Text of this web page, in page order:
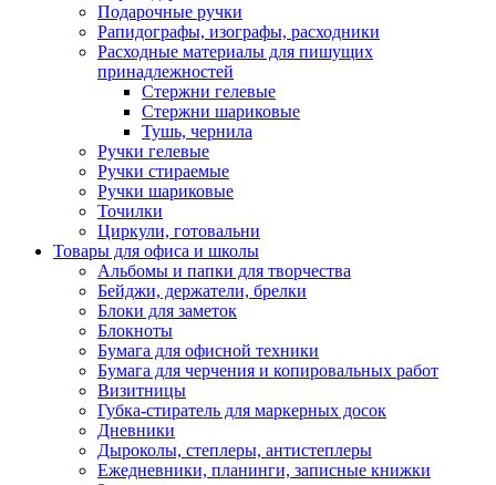
Подарочные ручки
Рапидографы, изографы, расходники
Расходные материалы для пишущих
принадлежностей
Стержни гелевые
Стержни шариковые
Тушь, чернила
Ручки гелевые
Ручки стираемые
Ручки шариковые
Точилки
Циркули, готовальни
Товары для офиса и школы
Альбомы и папки для творчества
Бейджи, держатели, брелки
Блоки для заметок
Блокноты
Бумага для офисной техники
Бумага для черчения и копировальных работ
Визитницы
Губка-стиратель для маркерных досок
Дневники
Дыроколы, степлеры, антистеплеры
Ежедневники, планинги, записные книжки